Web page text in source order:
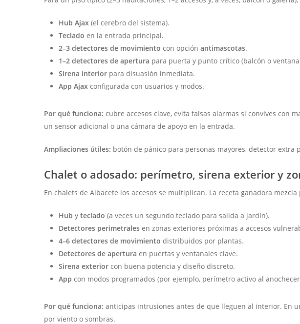
Hub Ajax (el cerebro del sistema).
Teclado en la entrada principal.
2–3 detectores de movimiento con opciónantimascotas.
1–2 detectores de apertura para puerta y punto crítico (balcón o
Sirena interior para disuasión inmediata.
App Ajax configurada con usuarios y modos.
Por qué funciona: cubre accesos clave, evita falsas alarmas si convives con
un sensor adicional o una cámara de apoyo en la entrada.
Ampliaciones útiles: botón de pánico para personas mayores, detector
Chalet o adosado: perímetro, sirena exterior y
En chalets de Albacete los accesos se multiplican. La receta ganadora mezcla
Hub yteclado (a veces un segundo teclado para salida a jardín).
Detectores perimetrales en zonas exteriores próximas a accesos
4–6 detectores de movimiento distribuidos por plantas.
Detectores de apertura en puertas y ventanales clave.
Sirena exterior con buena potencia y diseño discreto.
App con modos programados (por ejemplo, perímetro activo al
Por qué funciona: anticipas intrusiones antes de que lleguen al interior. En
por viento o sombras.